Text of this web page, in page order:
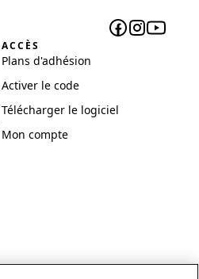
ACCÈS
Plans d'adhésion
Activer le code
Télécharger le logiciel
Mon compte